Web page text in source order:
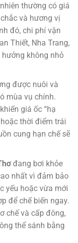
thường có giá
và hương vị
đó, chi phí vận
Thiết, Nha Trang,
hưởng không nhỏ
được nuôi và
mùa vụ chính.
giá ốc “hạ
thời điểm trái
cung hạn chế sẽ
đang bơi khỏe
nhất vì đảm bảo
yếu hoặc vừa mới
để chế biến ngay.
chế và cấp đông,
thể sánh bằng